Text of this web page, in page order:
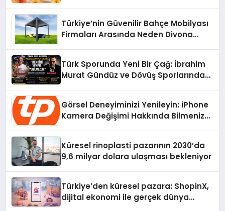
Türkiye’nin Güvenilir Bahçe Mobilyası
Firmaları Arasında Neden Divona
Türk Sporunda Yeni Bir Çağ: İbrahim
Murat Gündüz ve Dövüş Sporlarında
Görsel Deneyiminizi Yenileyin: iPhone
Kamera Değişimi Hakkında Bilmeniz
Küresel rinoplasti pazarının 2030’da
9,6 milyar dolara ulaşması bekleniyor
Türkiye’den küresel pazara: ShopinX,
dijital ekonomi ile gerçek dünya